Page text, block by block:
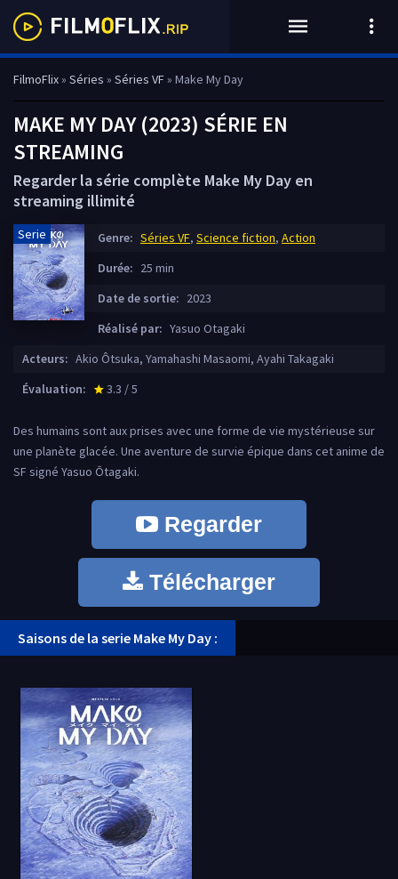
FilmoFlix» Séries » Séries VF » Make My Day
MAKE MY DAY (2023) SÉRIE EN
STREAMING
Regarder la série complète Make My Day en
streaming illimité
Serie Genre: Séries VF, Science fiction, Action
Durée: 25 min
Date de sortie: 2023
Réalisé par: Yasuo Otagaki
Acteurs: Akio Ôtsuka, Yamahashi Masaomi, Ayahi Takagaki
Évaluation:
star_rate
3.3 / 5
Des humains sont aux prises avec une forme de vie mystérieuse sur
une planète glacée. Une aventure de survie épique dans cet anime de
SF signé Yasuo Ōtagaki.
Regarder
Télécharger
Saisons de la serie Make My Day :